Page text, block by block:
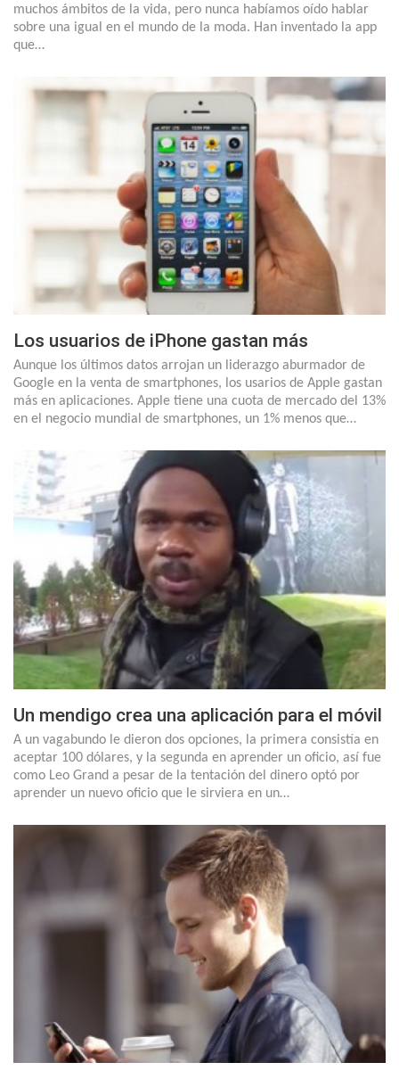
muchos ámbitos de la vida, pero nunca habíamos oído hablar
sobre una igual en el mundo de la moda. Han inventado la app
que…
Los usuarios de iPhone gastan más
Aunque los últimos datos arrojan un liderazgo aburmador de
Google en la venta de smartphones, los usarios de Apple gastan
más en aplicaciones. Apple tiene una cuota de mercado del 13%
en el negocio mundial de smartphones, un 1% menos que…
Un mendigo crea una aplicación para el móvil
A un vagabundo le dieron dos opciones, la primera consistía en
aceptar 100 dólares, y la segunda en aprender un oficio, así fue
como Leo Grand a pesar de la tentación del dinero optó por
aprender un nuevo oficio que le sirviera en un…